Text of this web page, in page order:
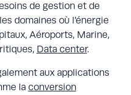
de gestion et de
domaines où l’énergie
Aéroports, Marine,
Data center.
aux applications
la conversion